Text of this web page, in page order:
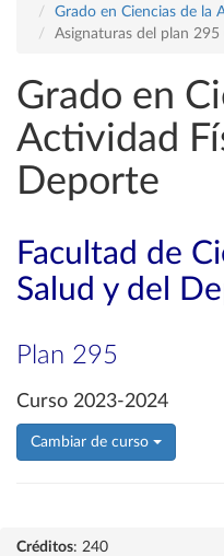
Grado en Ciencias de la
Asignaturas del plan
Grado en
Actividad
Deporte
Facultad de
Salud y del
Plan 295
Curso 2023-2024
Cambiar de curso
Créditos: 240